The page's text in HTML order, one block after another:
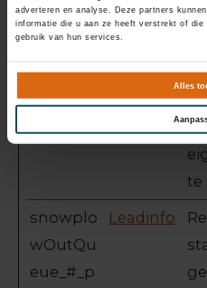
adverteren en analyse. Deze partners
informatie die u aan ze heeft verstrekt of die
gebruik van hun services.
Alles
te
snowplo
wOutQu
eue_#_p
Leadinfo